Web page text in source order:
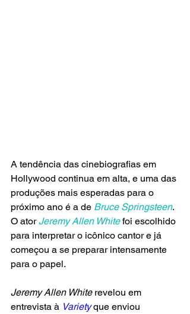
A tendência das cinebiografias em
Hollywood continua em alta, e uma das
produções mais esperadas para o
próximo ano é a de Bruce Springsteen.
O ator Jeremy Allen White foi escolhido
para interpretar o icônico cantor e já
começou a se preparar intensamente
para o papel.
Jeremy Allen White revelou em
entrevista à Variety que enviou